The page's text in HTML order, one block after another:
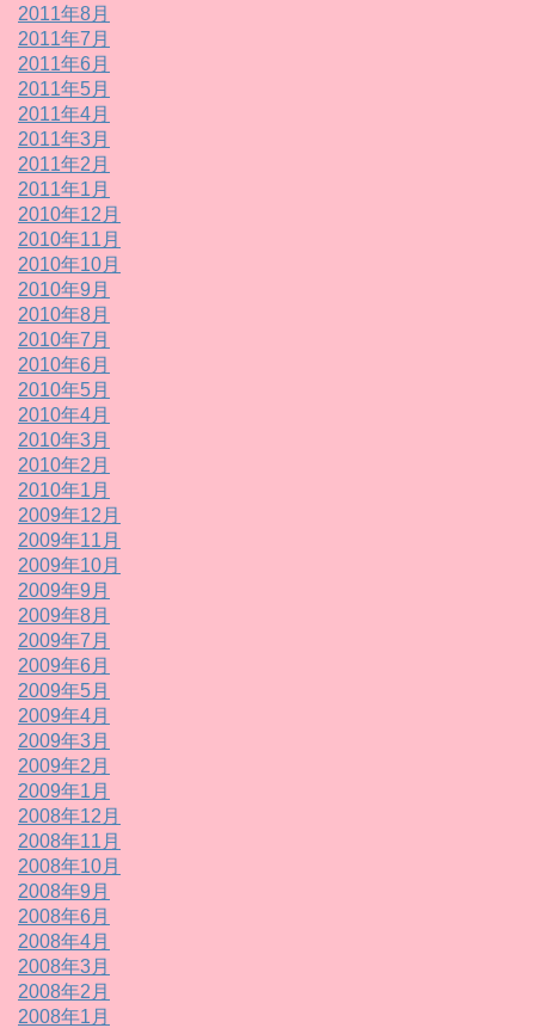
2011年8月
2011年7月
2011年6月
2011年5月
2011年4月
2011年3月
2011年2月
2011年1月
2010年12月
2010年11月
2010年10月
2010年9月
2010年8月
2010年7月
2010年6月
2010年5月
2010年4月
2010年3月
2010年2月
2010年1月
2009年12月
2009年11月
2009年10月
2009年9月
2009年8月
2009年7月
2009年6月
2009年5月
2009年4月
2009年3月
2009年2月
2009年1月
2008年12月
2008年11月
2008年10月
2008年9月
2008年6月
2008年4月
2008年3月
2008年2月
2008年1月